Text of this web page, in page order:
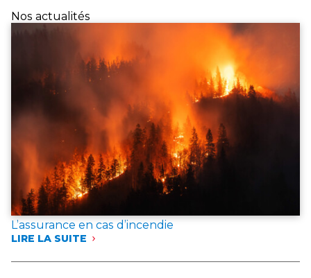
Nos actualités
L’assurance en cas d’incendie
LIRE LA SUITE
: